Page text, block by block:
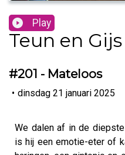
Play
Teun en
#201 - Mateloos
• dinsdag 21 januari 2025
We dalen af in de diepste
is hij een emotie-eter of